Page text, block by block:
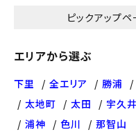
ピックアップ
エリアから選ぶ
下里 全エリア 勝浦
太地町
太田 宇久井
浦神
色川 那智山